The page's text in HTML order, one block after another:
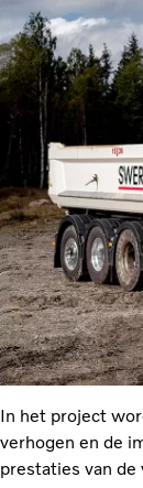
In het project
verhogen en de
prestaties van